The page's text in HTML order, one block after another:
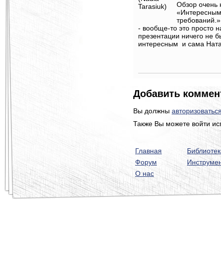
Обзор очень
требований.»
- вообще-то это просто
презентации ничего не
интересным и сама
Добавить
Вы должны
Также Вы можете войти
Главная
Форум
О нас